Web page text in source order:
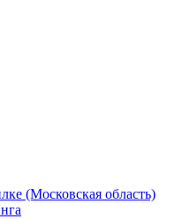
(Московская область)